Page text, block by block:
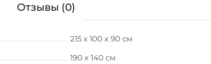
Отзывы (0)
215 х 100 х 90 см
190 x 140 см